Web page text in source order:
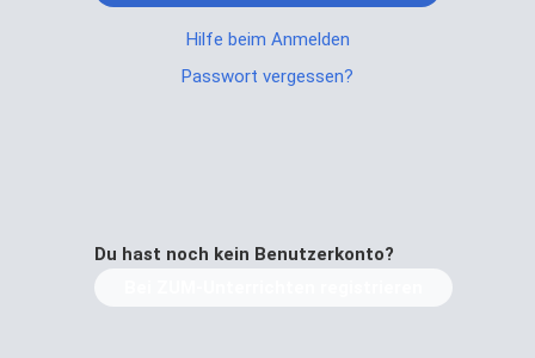
Hilfe beim Anmelden
Passwort vergessen?
Du hast noch kein Benutzerkonto?